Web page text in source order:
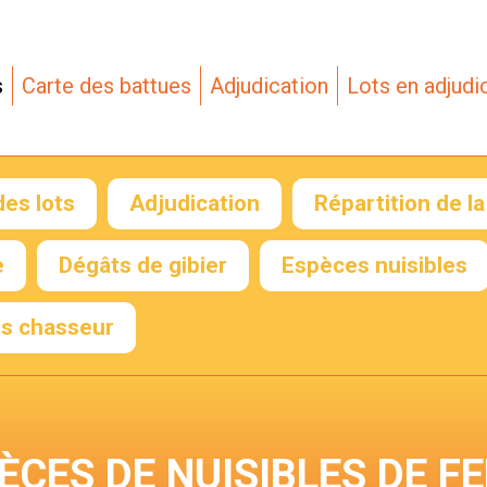
Carte des battues Adjudication Lots en
lots Adjudication Répartition de
Dégâts de gibier Espèces nuisibles
chasseur
de
DE NUISIBLES DE